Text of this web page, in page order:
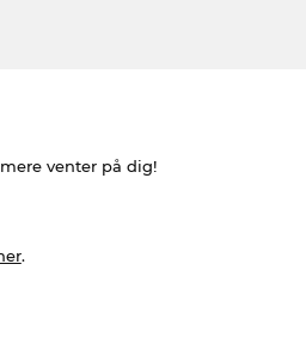
venter på dig!
.